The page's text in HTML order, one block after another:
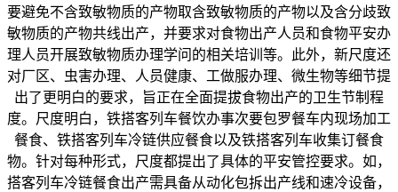
要避免不含致敏物质的产物取含致敏物质的产物以及含分歧致
敏物质的产物共线出产，并要求对食物出产人员和食物平安办
理人员开展致敏物质办理学问的相关培训等。此外，新尺度还
对厂区、虫害办理、人员健康、工做服办理、微生物等细节提
出了更明白的要求，旨正在全面提拔食物出产的卫生节制程
度。尺度明白，铁搭客列车餐饮办事次要包罗餐车内现场加工
餐食、铁搭客列车冷链供应餐食以及铁搭客列车收集订餐食
物。针对每种形式，尺度都提出了具体的平安管控要求。如，
搭客列车冷链餐食出产需具备从动化包拆出产线和速冷设备，